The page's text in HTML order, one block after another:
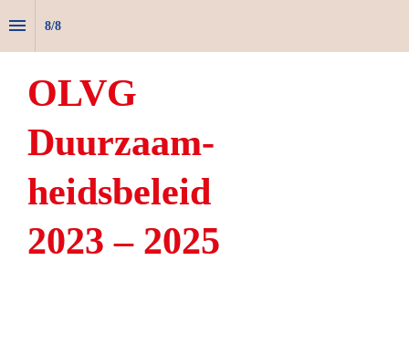
8/8
OLVG
Duurzaam-
heidsbeleid
2023 – 2025